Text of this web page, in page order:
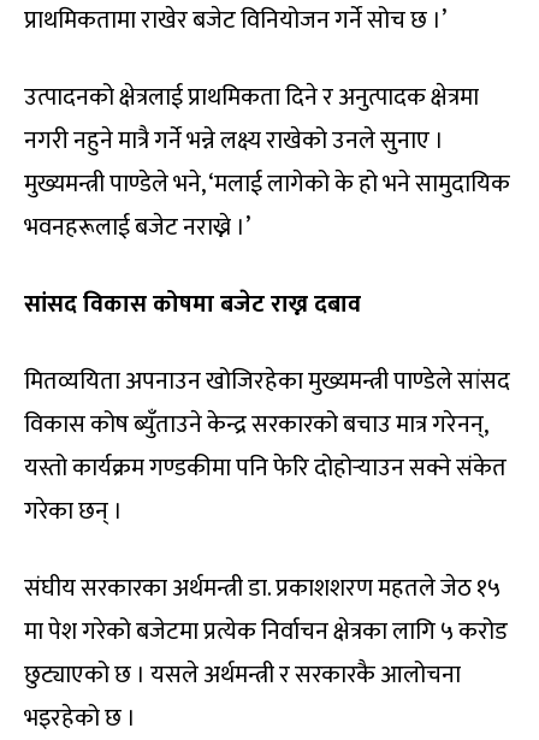
प्राथमिकतामा राखेर बजेट विनियोजन गर्ने सोच छ ।’
उत्पादनको क्षेत्रलाई प्राथमिकता दिने र अनुत्पादक क्षेत्रमा
नगरी नहुने मात्रै गर्ने भन्ने लक्ष्य राखेको उनले सुनाए ।
मुख्यमन्त्री पाण्डेले भने, ‘मलाई लागेको के हो भने सामुदायिक
भवनहरूलाई बजेट नराख्ने ।’
सांसद विकास कोषमा बजेट राख्न दबाव
मितव्ययिता अपनाउन खोजिरहेका मुख्यमन्त्री पाण्डेले सांसद
विकास कोष ब्युँताउने केन्द्र सरकारको बचाउ मात्र गरेनन्,
यस्तो कार्यक्रम गण्डकीमा पनि फेरि दोहोर्‍याउन सक्ने संकेत
गरेका छन् ।
संघीय सरकारका अर्थमन्त्री डा. प्रकाशशरण महतले जेठ १५
मा पेश गरेको बजेटमा प्रत्येक निर्वाचन क्षेत्रका लागि ५ करोड
छुट्याएको छ । यसले अर्थमन्त्री र सरकारकै आलोचना
भइरहेको छ ।